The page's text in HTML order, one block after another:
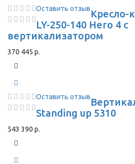
Оставить отзывКресло-
LY-250-140 Hero 4 с
вертикализатором
370 445 р.
Оставить отзыв
Standing up 5310
543 390 р.